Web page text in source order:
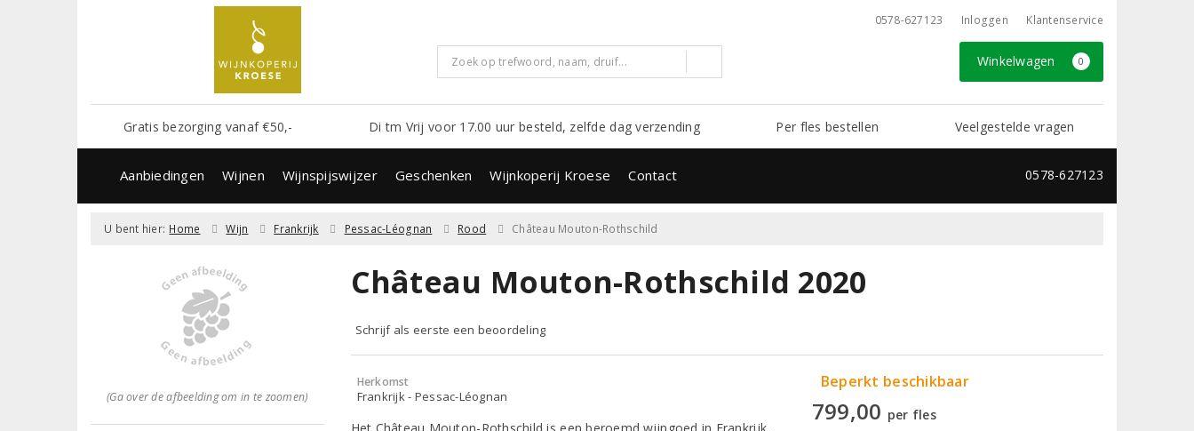
0578-627123 Inloggen Klantenservice
Winkelwagen 0
Gratis bezorging vanaf €50,- Di tm Vrij voor 17.00 uur besteld, zelfde dag verzending Per fles bestellen Veelgestelde vragen
Aanbiedingen Wijnen Wijnspijswijzer Geschenken Wijnkoperij Kroese Contact 0578-627123
U bent hier: Home Wijn Frankrijk Pessac-Léognan Rood Château Mouton-Rothschild
(Ga over de afbeelding om in te zoomen)
Château Mouton-Rothschild 2020
Schrijf als eerste een beoordeling
Herkomst
Frankrijk - Pessac-Léognan
Beperkt beschikbaar
799,00 per fles